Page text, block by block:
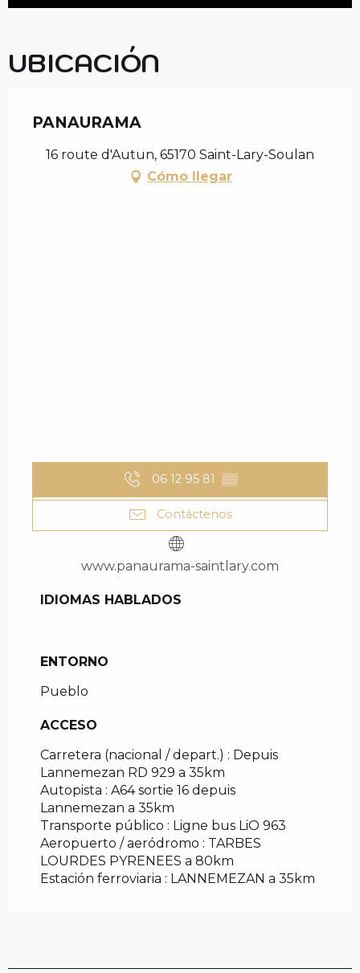
UBICACIÓN
PANAURAMA
16 route d'Autun, 65170 Saint-Lary-Soulan
Cómo llegar
06 12 95 81 ▒▒
Contáctenos
www.panaurama-saintlary.com
IDIOMAS HABLADOS
IDIOMAS HABLADOS
ENTORNO
ENTORNO
Pueblo
ACCESO
ACCESO
Carretera (nacional / depart.) : Depuis
Lannemezan RD 929 a 35km
Autopista : A64 sortie 16 depuis
Lannemezan a 35km
Transporte público : Ligne bus LiO 963
Aeropuerto / aeródromo : TARBES
LOURDES PYRENEES a 80km
Estación ferroviaria : LANNEMEZAN a 35km